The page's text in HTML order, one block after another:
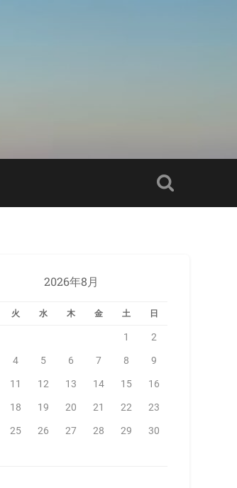
2026年8月
火 水 木 金 土 日
1 2
4 5 6 7 8 9
11 12 13 14 15 16
18 19 20 21 22 23
25 26 27 28 29 30